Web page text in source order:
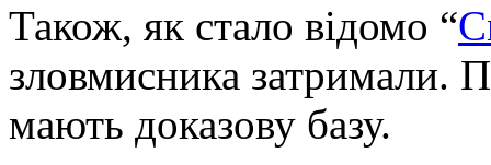
Також, як стало відомо “
зловмисника затримали.
мають доказову базу.